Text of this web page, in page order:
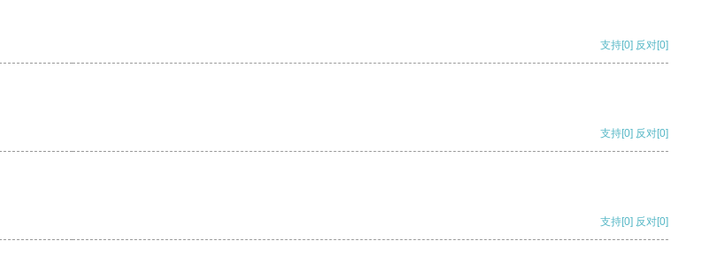
支持[0] 反对[0]
支持[0] 反对[0]
支持[0] 反对[0]